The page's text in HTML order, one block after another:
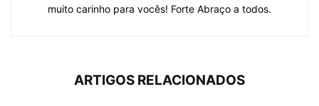
muito carinho para vocês! Forte Abraço a todos.
ARTIGOS RELACIONADOS